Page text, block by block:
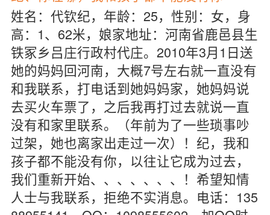
姓名：代钦纪，年龄：25，性别：女，身
高：1、62米，娘家地址：河南省鹿邑县生
铁冢乡吕庄行政村代庄。2010年3月1日送
她的妈妈回河南，大概7号左右就一直没有
和我联系，打电话到她妈妈家，她妈妈说
去买火车票了，之后我再打过去就说一直
没有和家里联系。（年前为了一些琐事吵
过架，她也离家出走过一次）！纪，我和
孩子都不能没有你，以往让它成为过去，
我们重新开始、、、、、、、！希望知情
人士与我联系，拒绝不实消息。电话：135